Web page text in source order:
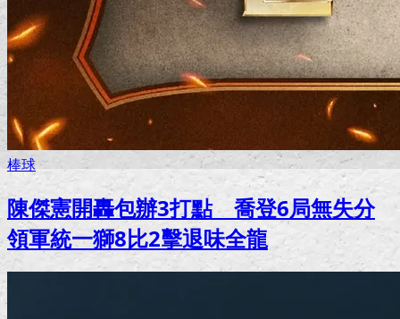
棒球
陳傑憲開轟包辦3打點 喬登6局無失分
領軍統一獅8比2擊退味全龍